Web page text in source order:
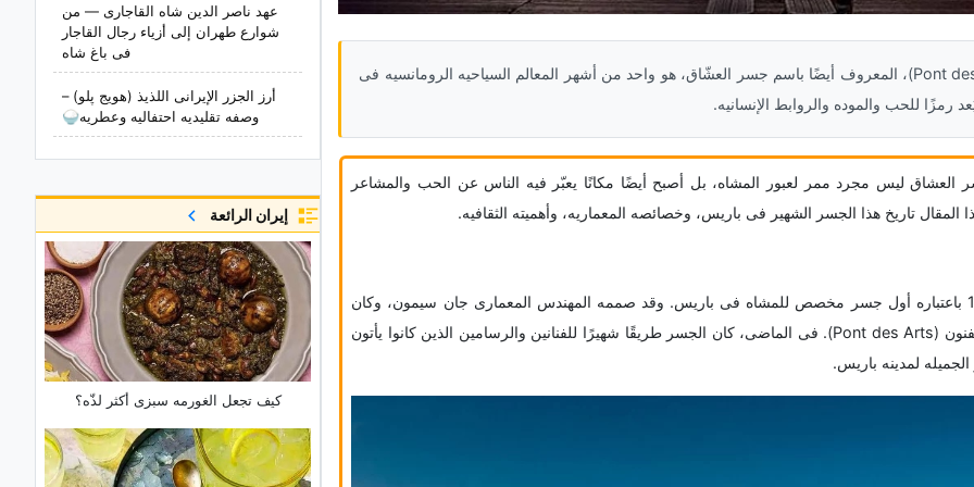
ساعدنیوز:جسر الفنون (Pont des Arts)، المعروف أیضًا باسم جسر العشّاق، هو واحد من أشهر المعالم السیاحیه الرومانسیه فی
رمزًا للحب والموده والروابط الإنسانیه.
العشاق لیس مجرد ممر لعبور المشاه، بل أصبح أیضًا مکانًا یعبّر فیه الناس عن الحب والمشاعر
تاریخ هذا الجسر الشهیر فی باریس، وخصائصه المعماریه، وأهمیته الثقافیه.
تم بناء جسر العشاق عام 1804 باعتباره أول جسر مخصص للمشاه فی باریس. وقد صممه المهندس المعماری جان سیمون، وکان
یُعرف فی الأصل باسم جسر الفنون (Pont des Arts). فی الماضی، کان الجسر طریقًا شهیرًا للفنانین والرسامین الذین کانوا یأتون
الجمیله لمدینه باریس.
عهد ناصر الدین شاه القاجاری — من
شوارع طهران إلى أزیاء رجال القاجار
فی باغ شاه
أرز الجزر الإیرانی اللذیذ (هویج پلو) –
وصفه تقلیدیه احتفالیه وعطریه🍚
إيران الرائعة
کیف تجعل الغورمه سبزی أکثر لذّه؟